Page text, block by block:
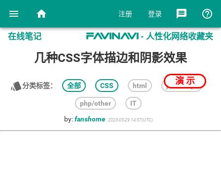
menu home 注册 登录 message help_outline
在线笔记 favinavi - 人性化网络收藏夹
几种CSS字体描边和阴影效果
style分类标签： 全部 CSS html javascript
php/other
IT
by:fanshome 2023-05-29 14:57(UTC)
演 示